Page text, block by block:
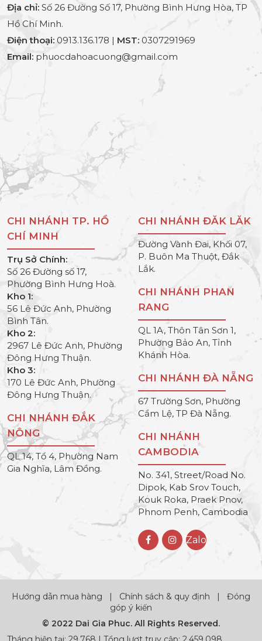
Địa chỉ: Số 26 Đường Số 17, Phường Bình Hưng Hòa, TP
Hồ Chí Minh.
Điện thoại: 0913.136.178 | MST: 0307291969
Email: phuocdahoacuong@gmail.com
CHI NHÁNH TP. HỒ
CHÍ MINH
Trụ Sở Chính:
Số 26 Đường số 17,
Phường Bình Hưng Hoà.
Kho 1:
56 Lê Đức Anh, Phường
Bình Tân.
Kho 2:
2967 Lê Đức Anh, Phường
Đông Hưng Thuận.
Kho 3:
170 Lê Đức Anh, Phường
Đông Hưng Thuận.
CHI NHÁNH ĐẮK
NÔNG
QL 14, Tổ 4, Phường Nam
Gia Nghĩa, Lâm Đồng.
CHI NHÁNH ĐĂK LĂK
Đường Vành Đai, Khối 07,
P. Buôn Ma Thuột, Đắk
Lắk.
CHI NHÁNH PHAN
RANG
QL 1A, Thôn Tân Sơn 1,
Phường Bảo An, Tỉnh
Khánh Hòa.
CHI NHÁNH ĐÀ NẴNG
67 Trường Sơn, Phường
Cẩm Lệ, TP Đà Nẵng.
CHI NHÁNH
CAMBODIA
No. 341, Street/Road No.
Dipok, Kab Srov Touch,
Kouk Roka, Praek Pnov,
Phnom Penh, Cambodia
Zalo
Hướng dẫn mua hàng | Chính sách & quy định | Đóng
góp ý kiến
© 2022 Dai Gia Phuc. All Rights Reserved.